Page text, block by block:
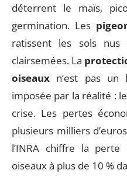
déterrent le maïs,
germination. Les
ratissent les sols nus
clairsemées. La
oiseaux n’est pas un
imposée par la réalité :
crise. Les pertes
plusieurs milliers
l’INRA chiffre la
oiseaux à plus de 10 %